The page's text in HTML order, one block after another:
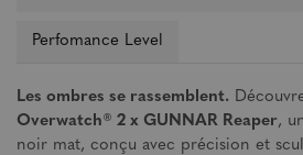
Perfomance Level
Les ombres se rassemblent.
Overwatch® 2 x GUNNAR Reaper,
noir mat, conçu avec précision et